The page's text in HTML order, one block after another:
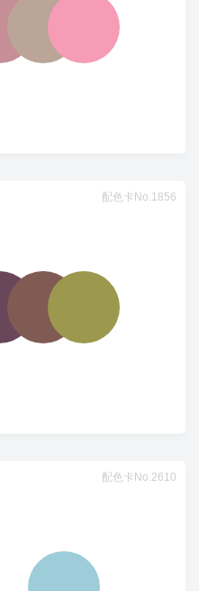
配色卡No.1856
配色卡No.2610